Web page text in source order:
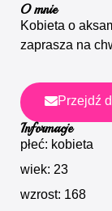
O mnie
Kobieta o
zaprasza na
Przejdź
Informacje
płeć: kobieta
wiek: 23
wzrost: 168